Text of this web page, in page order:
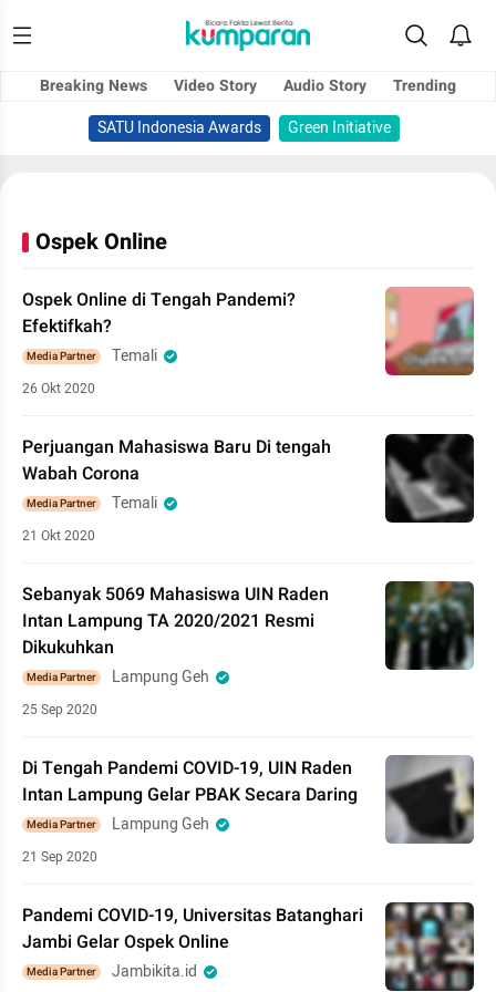
Breaking News Video Story Audio Story
Trending
SATU Indonesia Awards
Green Initiative
Ospek Online
Ospek Online di Tengah Pandemi?
Efektifkah?
Media Partner Temali
26 Okt 2020
Perjuangan Mahasiswa Baru Di tengah
Wabah Corona
Media Partner Temali
21 Okt 2020
Sebanyak 5069 Mahasiswa UIN Raden
Intan Lampung TA 2020/2021 Resmi
Dikukuhkan
Media Partner Lampung Geh
25 Sep 2020
Di Tengah Pandemi COVID-19, UIN Raden
Intan Lampung Gelar PBAK Secara Daring
Media Partner Lampung Geh
21 Sep 2020
Pandemi COVID-19, Universitas Batanghari
Jambi Gelar Ospek Online
Media Partner Jambikita.id